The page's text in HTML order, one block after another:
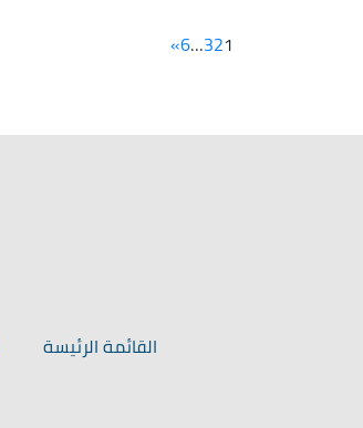
1
2
3
…
6
»
القائمة الرئيسة